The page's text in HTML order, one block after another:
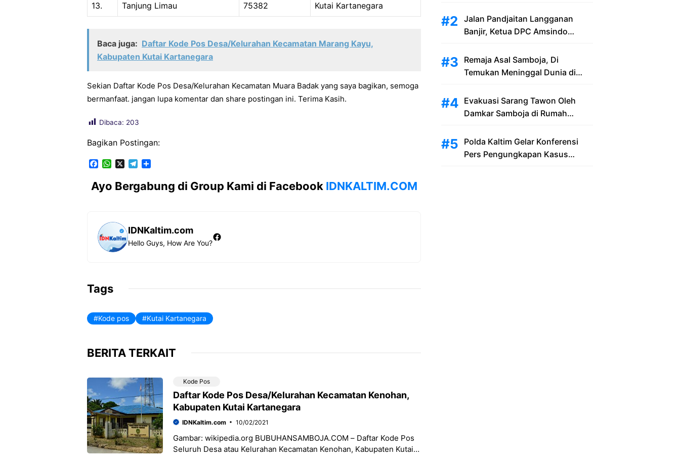
13. Tanjung Limau 75382 Kutai Kartanegara
Baca juga: Daftar Kode Pos Desa/Kelurahan Kecamatan Marang Kayu,
Kabupaten Kutai Kartanegara
Sekian Daftar Kode Pos Desa/Kelurahan Kecamatan Muara Badak yang saya bagikan, semoga
bermanfaat. jangan lupa komentar dan share postingan ini. Terima Kasih.
Dibaca: 203
Bagikan Postingan:
F
c
e
k
W
a
t
X
T
l
e
m
a
r
Ayo Bergabung di Group Kami di FacebookIDNKALTIM.COM
IDNKaltim.com
Hello Guys, How Are You?
Facebook
Tags
Kode pos Kutai Kartanegara
BERITA TERKAIT
Kode Pos
Daftar Kode Pos Desa/Kelurahan Kecamatan Kenohan,
Kabupaten Kutai Kartanegara
IDNKaltim.com 10/02/2021
Gambar: wikipedia.org BUBUHANSAMBOJA.COM – Daftar Kode Pos
Seluruh Desa atau Kelurahan Kecamatan Kenohan, Kabupaten Kutai
Stylo 160
Jalan Pandjaitan Langganan
Banjir, Ketua DPC Amsindo
Solusi Saat Penumpang Bandara
dan Masyarakat Terjebak Banjir
Remaja Asal Samboja, Di
Temukan Meninggal Dunia di
Evakuasi Sarang Tawon Oleh
Damkar Samboja di Rumah
Polda Kaltim Gelar Konferensi
Pers Pengungkapan Kasus